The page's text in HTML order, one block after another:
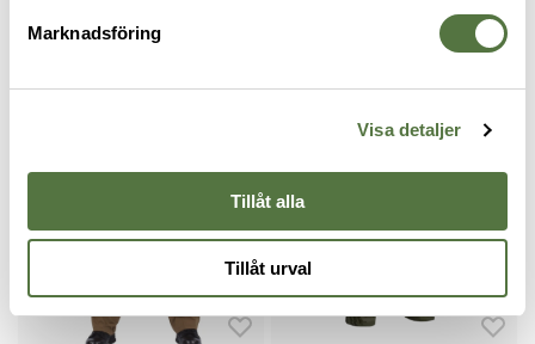
Marknadsföring
Visa detaljer
Tillåt alla
Tillåt urval